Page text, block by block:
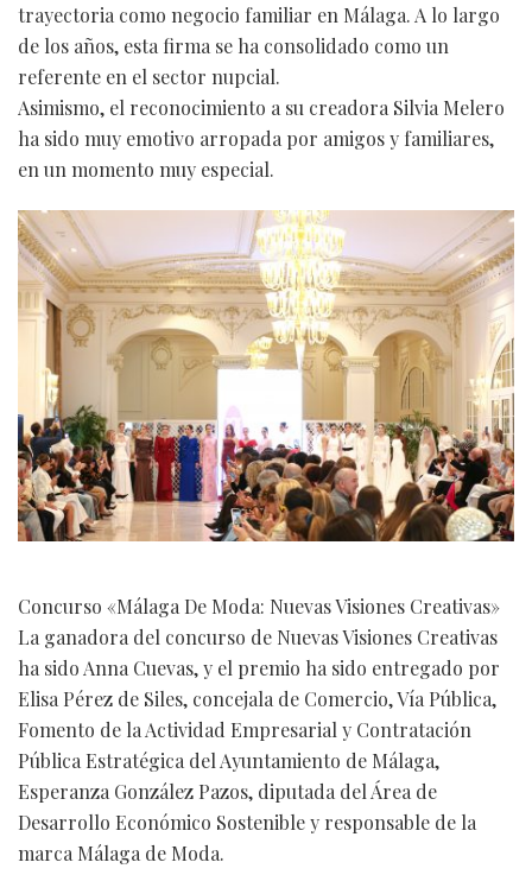
trayectoria como negocio familiar en Málaga. A lo largo
de los años, esta firma se ha consolidado como un
referente en el sector nupcial.
Asimismo, el reconocimiento a su creadora Silvia Melero
ha sido muy emotivo arropada por amigos y familiares,
en un momento muy especial.
Concurso «Málaga De Moda: Nuevas Visiones Creativas»
La ganadora del concurso de Nuevas Visiones Creativas
ha sido Anna Cuevas, y el premio ha sido entregado por
Elisa Pérez de Siles, concejala de Comercio, Vía Pública,
Fomento de la Actividad Empresarial y Contratación
Pública Estratégica del Ayuntamiento de Málaga,
Esperanza González Pazos, diputada del Área de
Desarrollo Económico Sostenible y responsable de la
marca Málaga de Moda.